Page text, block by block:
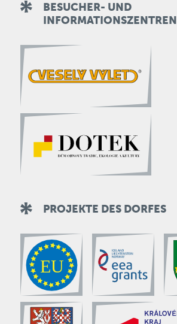
BESUCHER- UND
INFORMATIONSZENTREN
PROJEKTE DES DORFES